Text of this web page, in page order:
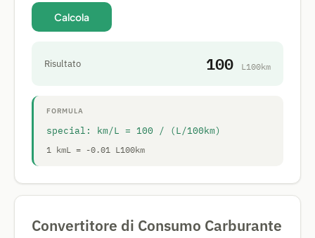
Calcola
Risultato 100 L100km
FORMULA
special: km/L = 100 / (L/100km)
1 kmL = -0.01 L100km
Convertitore di Consumo Carburante